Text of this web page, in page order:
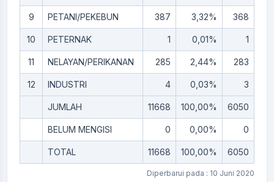
9 PETANI/PEKEBUN 387 3,32% 368
10 PETERNAK 1 0,01% 1
11 NELAYAN/PERIKANAN 285 2,44% 283
12 INDUSTRI 4 0,03% 3
JUMLAH 11668 100,00% 6050
BELUM MENGISI 0 0,00% 0
TOTAL 11668 100,00% 6050
Diperbarui pada : 10 Juni 2020